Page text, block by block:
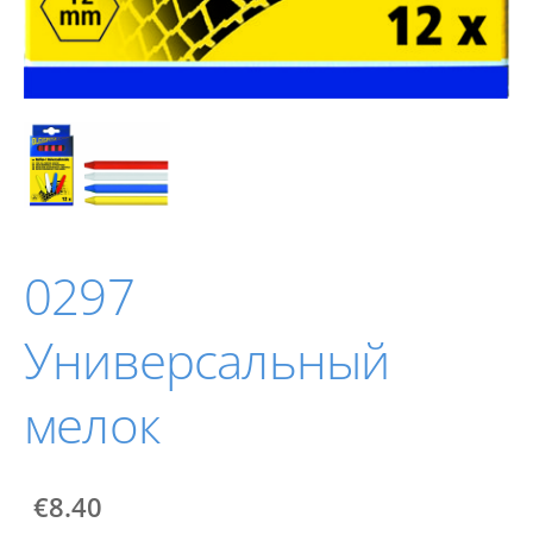
0297
Универсальный
мелок
€8.40